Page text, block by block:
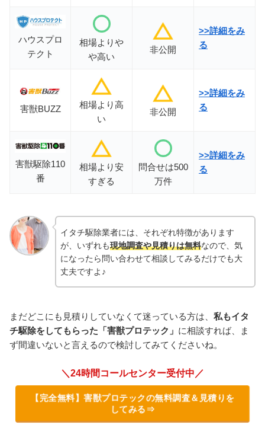
ハウスプロ
テクト
相場よりや
や高い
非公開
>>詳細をみ
る
害獣BUZZ
相場より高
い
非公開
>>詳細をみ
る
害獣駆除110
番
相場より安
すぎる
問合せは500
万件
>>詳細をみ
る
イタチ駆除業者には、それぞれ特徴があります
が、いずれも現地調査や見積りは無料なので、気
になったら問い合わせて相談してみるだけでも大
丈夫ですよ♪
まだどこにも見積りしていなくて迷っている方は、 私もイタ
チ駆除をしてもらった「害獣プロテック」 に相談すれば、ま
ず間違いないと言えるので検討してみてくださいね。
＼24時間コールセンター受付中／
【完全無料】害獣プロテックの無料調査＆見積りを
してみる⇒